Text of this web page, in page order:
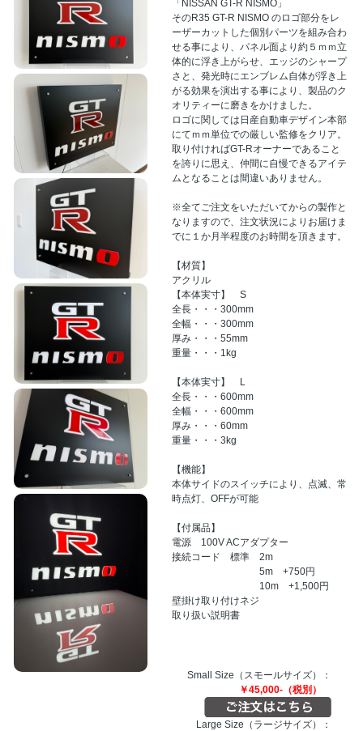
「NISSAN GT-R NISMO」
そのR35 GT-R NISMO のロゴ部分をレ
ーザーカットした個別パーツを組み合わ
せる事により、パネル面より約５ｍｍ立
体的に浮き上がらせ、エッジのシャープ
さと、発光時にエンブレム自体が浮き上
がる効果を演出する事により、製品のク
オリティーに磨きをかけました。
ロゴに関しては日産自動車デザイン本部
にてｍｍ単位での厳しい監修をクリア。
取り付ければGT-Rオーナーであること
を誇りに思え、仲間に自慢できるアイテ
ムとなることは間違いありません。
※全てご注文をいただいてからの製作と
なりますので、注文状況によりお届けま
でに１か月半程度のお時間を頂きます。
【材質】
アクリル
【本体実寸】 S
全長・・・300mm
全幅・・・300mm
厚み・・・55mm
重量・・・1kg
【本体実寸】 L
全長・・・600mm
全幅・・・600mm
厚み・・・60mm
重量・・・3kg
【機能】
本体サイドのスイッチにより、点滅、常
時点灯、OFFが可能
【付属品】
電源 100V ACアダプター
接続コード 標準 2m
5m +750円
10m +1,500円
壁掛け取り付けネジ
取り扱い説明書
Small Size（スモールサイズ）：
￥45,000-（税別）
Large Size（ラージサイズ）：